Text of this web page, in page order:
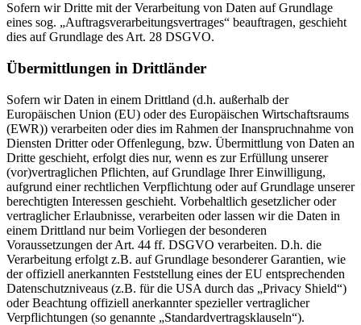
Sofern wir Dritte mit der Verarbeitung von Daten auf Grundlage
eines sog. „Auftragsverarbeitungsvertrages“ beauftragen, geschieht
dies auf Grundlage des Art. 28 DSGVO.
Übermittlungen in Drittländer
Sofern wir Daten in einem Drittland (d.h. außerhalb der
Europäischen Union (EU) oder des Europäischen Wirtschaftsraums
(EWR)) verarbeiten oder dies im Rahmen der Inanspruchnahme von
Diensten Dritter oder Offenlegung, bzw. Übermittlung von Daten an
Dritte geschieht, erfolgt dies nur, wenn es zur Erfüllung unserer
(vor)vertraglichen Pflichten, auf Grundlage Ihrer Einwilligung,
aufgrund einer rechtlichen Verpflichtung oder auf Grundlage unserer
berechtigten Interessen geschieht. Vorbehaltlich gesetzlicher oder
vertraglicher Erlaubnisse, verarbeiten oder lassen wir die Daten in
einem Drittland nur beim Vorliegen der besonderen
Voraussetzungen der Art. 44 ff. DSGVO verarbeiten. D.h. die
Verarbeitung erfolgt z.B. auf Grundlage besonderer Garantien, wie
der offiziell anerkannten Feststellung eines der EU entsprechenden
Datenschutzniveaus (z.B. für die USA durch das „Privacy Shield“)
oder Beachtung offiziell anerkannter spezieller vertraglicher
Verpflichtungen (so genannte „Standardvertragsklauseln“).